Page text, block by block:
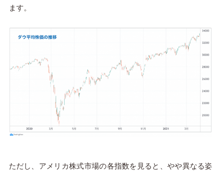
ます。
ただし、アメリカ株式市場の各指数を見ると、やや異なる姿